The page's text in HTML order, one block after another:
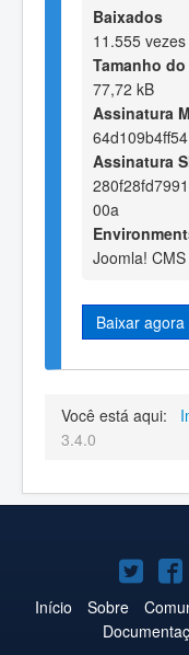
Baixados
11.555 vezes
Tamanho
77,72 kB
Assinatura
Assinatura
00a
Joomla! CMS
Baixar agora
Você está aqui:
3.4.0
no
Início Sobre